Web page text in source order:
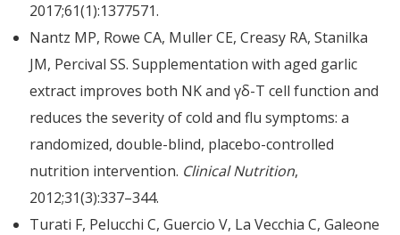
2017;61(1):1377571.
Nantz MP, Rowe CA, Muller CE, Creasy RA, Stanilka
JM, Percival SS. Supplementation with aged garlic
extract improves both NK and γδ-T cell function and
reduces the severity of cold and flu symptoms: a
randomized, double-blind, placebo-controlled
nutrition intervention. Clinical Nutrition,
2012;31(3):337–344.
Turati F, Pelucchi C, Guercio V, La Vecchia C, Galeone